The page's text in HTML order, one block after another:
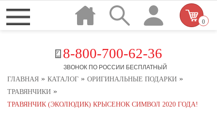
8-800-700-62-36
ЗВОНОК ПО РОССИИ БЕСПЛАТНЫЙ
0
ГЛАВНАЯ » КАТАЛОГ » ОРИГИНАЛЬНЫЕ ПОДАРКИ »
ТРАВЯНЧИКИ »
ТРАВЯНЧИК (ЭКОЛЮДИК) КРЫСЕНОК СИМВОЛ 2020 ГОДА!